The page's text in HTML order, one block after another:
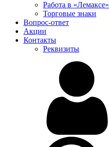
Работа в «Лемаксе»
Торговые знаки
Вопрос-ответ
Акции
Контакты
Реквизиты